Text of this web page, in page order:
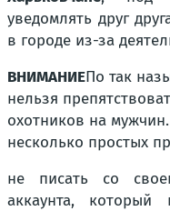
уведомлять друг
в городе из-за
ВНИМАНИЕПо так
нельзя
охотников на
несколько простых
не писать со
аккаунта,